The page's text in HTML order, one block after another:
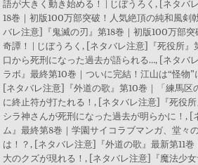
語が大きく動き始める！ | じぼうろく, [ネタバ
18巻｜初版100万部突破！人気絶頂の純和風剣
バレ注意]『鬼滅の刃』第18巻｜初版100万部
奇譚！ | じぼうろく, [ネタバレ注意]『死役所』
口から死刑になった過去が語られる…, [ネタバ
ラボ』最終第10巻｜ついに完結！江山は“怪物
[ネタバレ注意]『外道の歌』第10巻｜「練馬
に終止符が打たれる！, [ネタバレ注意]『死役
シラ神さんが死刑になった過去が明らかに！, [
ム』最終第8巻｜学園サイコラブマンガ、堂々
は！？, [ネタバレ注意]『外道の歌』最新第11
大のクズが現れる！, [ネタバレ注意]『魔法少